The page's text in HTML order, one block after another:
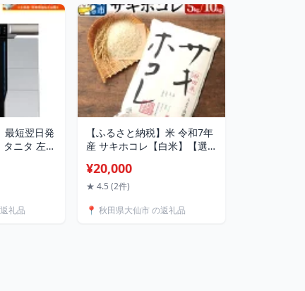
最短翌日発
ニタ 左右
計
礼品
【ふるさと納税】米 令和7年
産 サキホコレ【白米】【選
こめ 白米 精米 サキホコレ ブ
ランド米 秋田県産]
¥20,000
★ 4.5 (2件)
📍 秋田県大仙市 の返礼品